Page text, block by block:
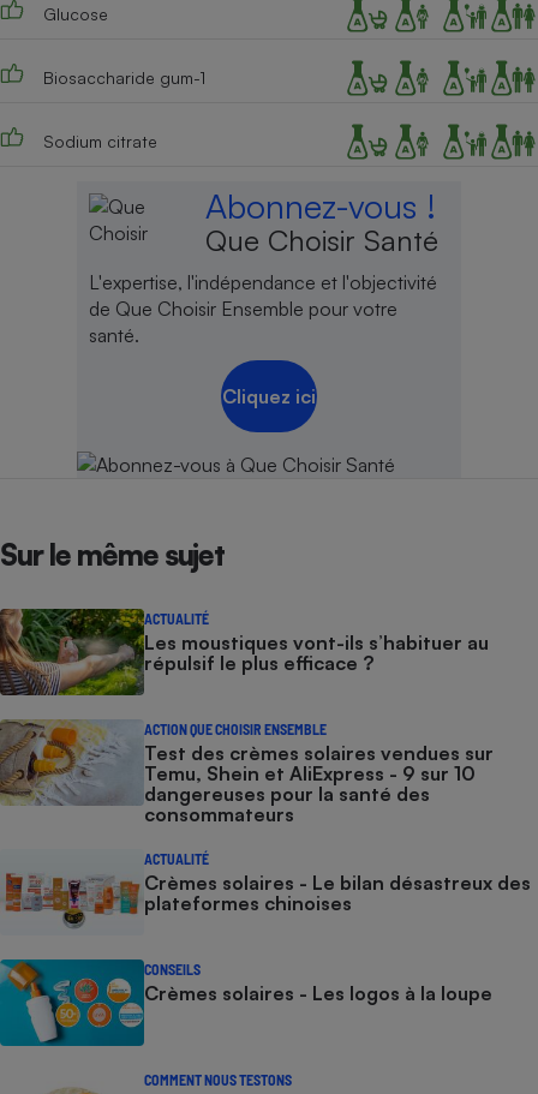
Glucose
Biosaccharide gum-1
Sodium citrate
Abonnez-vous !
Que Choisir Santé
L'expertise, l'indépendance et l'objectivité
de Que Choisir Ensemble pour votre
santé.
Cliquez ici
Sur le même sujet
ACTUALITÉ
Les moustiques vont-ils s’habituer au
répulsif le plus efficace ?
ACTION QUE CHOISIR ENSEMBLE
Test des crèmes solaires vendues sur
Temu, Shein et AliExpress - 9 sur 10
dangereuses pour la santé des
consommateurs
ACTUALITÉ
Crèmes solaires - Le bilan désastreux des
plateformes chinoises
CONSEILS
Crèmes solaires - Les logos à la loupe
COMMENT NOUS TESTONS